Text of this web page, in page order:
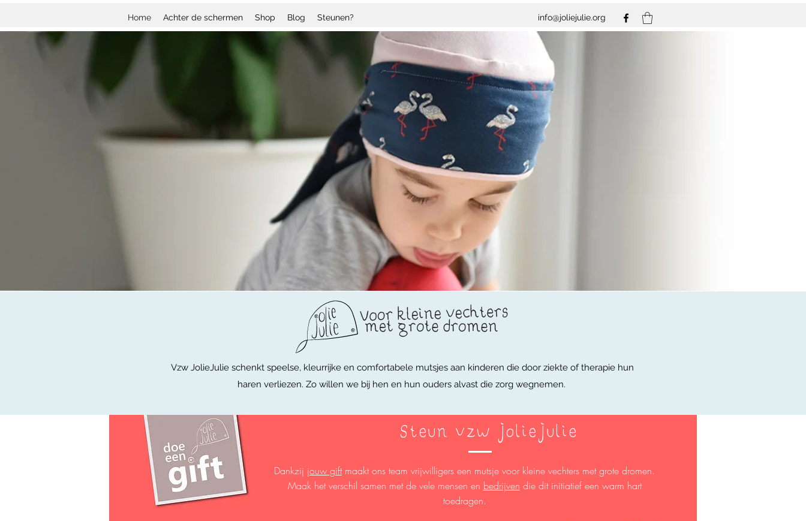
Home Achter de schermen Shop Blog Steunen? info@joliejulie.org
Vzw JolieJulie schenkt speelse, kleurrijke en comfortabele mutsjes aan kinderen die door ziekte of therapie hun
haren verliezen. Zo willen we bij hen en hun ouders alvast die zorg wegnemen.
Steun vzw JolieJulie
Dankzij jouw giftmaakt ons team vrijwilligers een mutsje voor kleine vechters met grote dromen.
Maak het verschil samen met de vele mensen en bedrijven die dit initiatief een warm hart
toedragen.